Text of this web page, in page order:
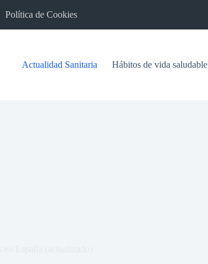
Política de Cookies
Actualidad Sanitaria Hábitos de vida saludable